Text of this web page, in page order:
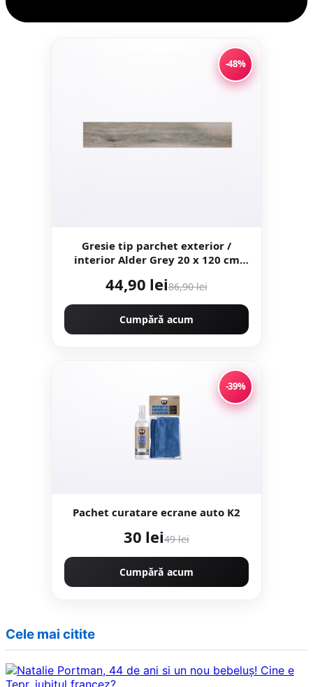
-48%
Gresie tip parchet exterior /
interior Alder Grey 20 x 120 cm
44,90 lei86,90 lei
Cumpără acum
-39%
Pachet curatare ecrane auto K2
30 lei49 lei
Cumpără acum
Cele mai citite